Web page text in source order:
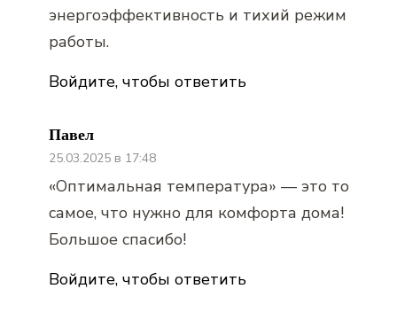
Войдите, чтобы ответить
энергоэффективность и тихий режим
работы.
Павел
25.03.2025 в 17:48
Войдите, чтобы ответить
«Оптимальная температура» — это то
самое, что нужно для комфорта дома!
Большое спасибо!